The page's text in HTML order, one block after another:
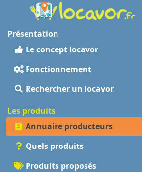
Présentation
Le concept locavor
Fonctionnement
Rechercher un locavor
Les produits
Annuaire producteurs
Quels produits
Produits proposés